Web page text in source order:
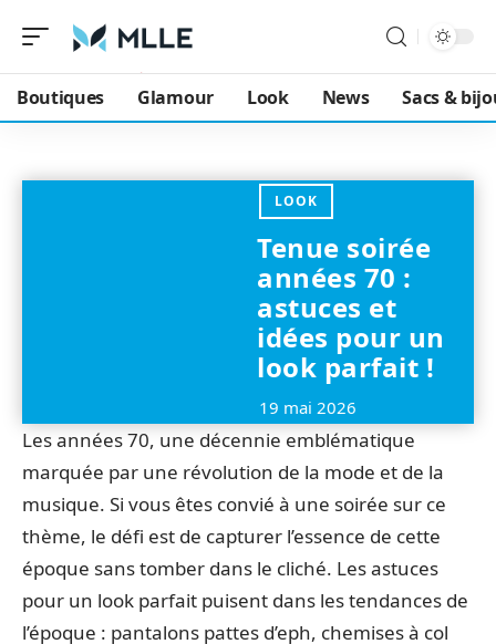
Boutiques Glamour Look News Sacs &
LOOK
Tenue soirée
années 70 :
astuces et
idées pour un
look parfait !
19 mai 2026
Les années 70, une décennie emblématique
marquée par une révolution de la mode et de la
musique. Si vous êtes convié à une soirée sur ce
thème, le défi est de capturer l’essence de cette
époque sans tomber dans le cliché. Les astuces
pour un look parfait puisent dans les tendances de
l’époque : pantalons pattes d’eph, chemises à col